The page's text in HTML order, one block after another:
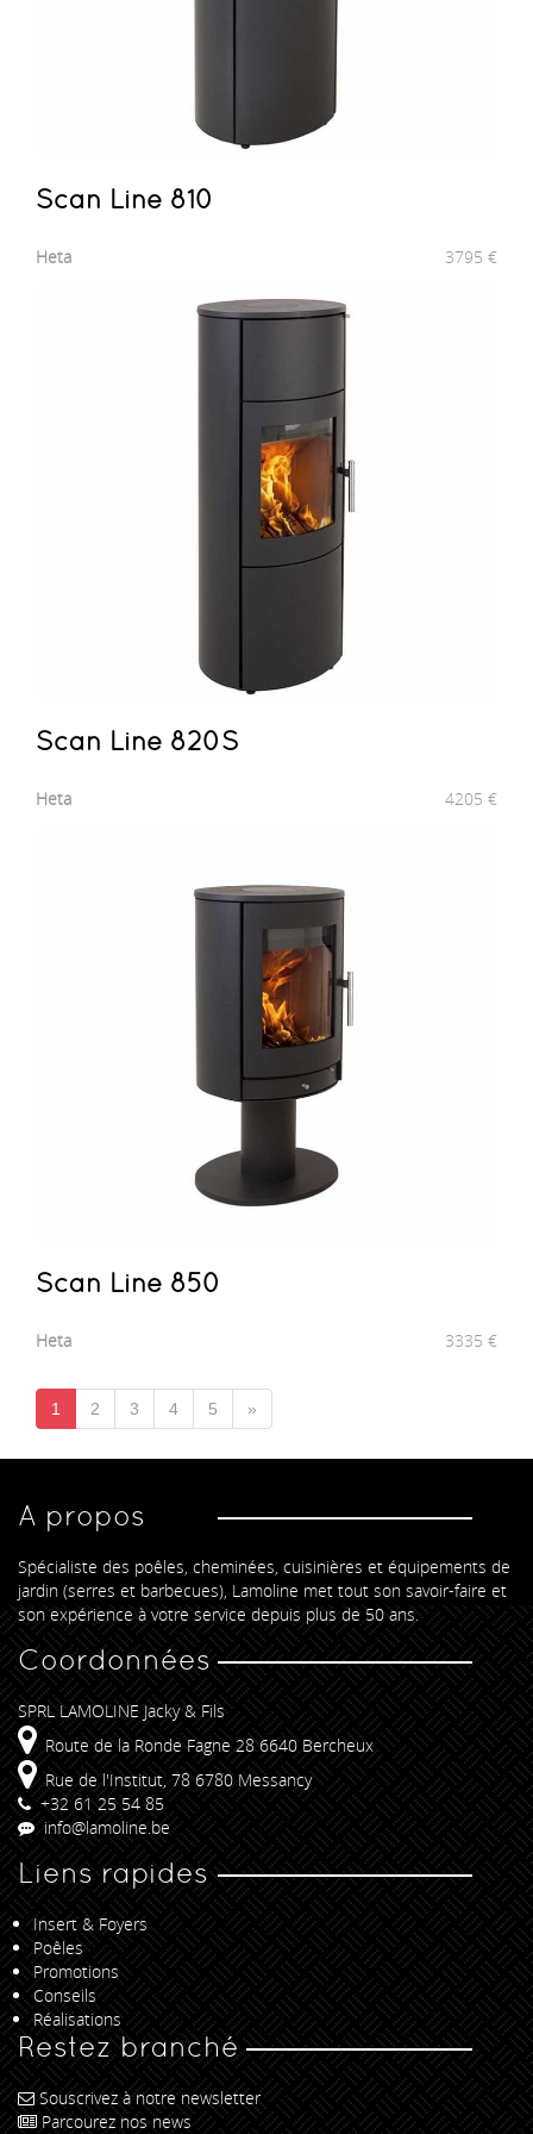
Scan Line 810
Heta 3795 €
Scan Line 820S
Heta 4205 €
Scan Line 850
Heta 3335 €
1 2 3 4 5 »
A propos
Spécialiste des poêles, cheminées, cuisinières et équipements de
jardin (serres et barbecues), Lamoline met tout son savoir-faire et
son expérience à votre service depuis plus de 50 ans.
Coordonnées
SPRL LAMOLINE Jacky & Fils
Route de la Ronde Fagne 28 6640 Bercheux
Rue de l'Institut, 78 6780 Messancy
+32 61 25 54 85
info@lamoline.be
Liens rapides
Insert & Foyers
Poêles
Promotions
Conseils
Réalisations
Restez branché
Souscrivez à notre newsletter
Parcourez nos news